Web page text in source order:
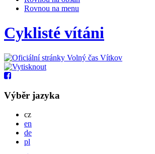
Rovnou na menu
Cyklisté vítáni
Výběr jazyka
czČesky
en
deDeutsch
pl